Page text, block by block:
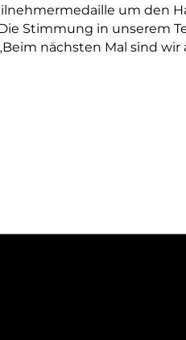
um den
Stimmung in unserem
nächsten Mal sind wir